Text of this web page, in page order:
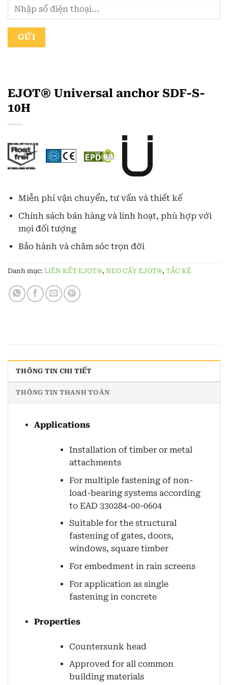
EJOT® Universal anchor SDF-S-
10H
Miễn phí vận chuyển, tư vấn và thiết kế
Chính sách bán hàng và linh hoạt, phù hợp với
mọi đối tượng
Bảo hành và chăm sóc trọn đời
Danh mục: LIÊN KẾT EJOT®, NEO CẤY EJOT®, TẮC KÊ
THÔNG TIN CHI TIẾT
THÔNG TIN THANH TOÁN
Applications
Installation of timber or metal
attachments
For multiple fastening of non-
load-bearing systems according
to EAD 330284-00-0604
Suitable for the structural
fastening of gates, doors,
windows, square timber
For embedment in rain screens
For application as single
fastening in concrete
Properties
Countersunk head
Approved for all common
building materials